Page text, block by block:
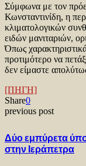
Σύμφωνα με τον
Κωνσταντινίδη, η
κλιματολογικών
ειδών μανιταριών,
Όπως
προτιμότερο να
δεν είμαστε
[ΠΗΓΗ]
Share0
previous post
Δύο εμπύρετα
στην Ιεράπετρα